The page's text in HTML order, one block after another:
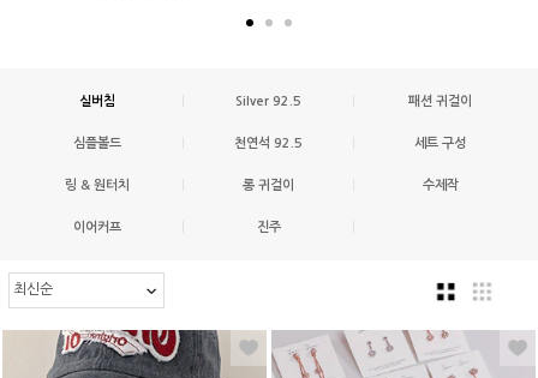
실버침 Silver 92.5 패션 귀걸이
심플볼드 천연석 92.5 세트 구성
링 & 원터치 롱 귀걸이 수제작
이어커프 진주